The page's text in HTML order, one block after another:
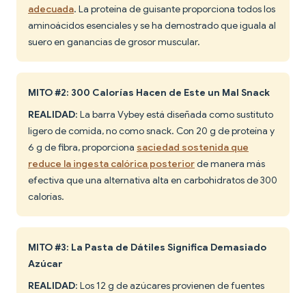
adecuada. La proteína de guisante proporciona todos los
aminoácidos esenciales y se ha demostrado que iguala al
suero en ganancias de grosor muscular.
MITO #2: 300 Calorías Hacen de Este un Mal Snack
REALIDAD: La barra Vybey está diseñada como sustituto
ligero de comida, no como snack. Con 20 g de proteína y
6 g de fibra, proporciona saciedad sostenida que
reduce la ingesta calórica posteriorde manera más
efectiva que una alternativa alta en carbohidratos de 300
calorías.
MITO #3: La Pasta de Dátiles Significa Demasiado
Azúcar
REALIDAD: Los 12 g de azúcares provienen de fuentes